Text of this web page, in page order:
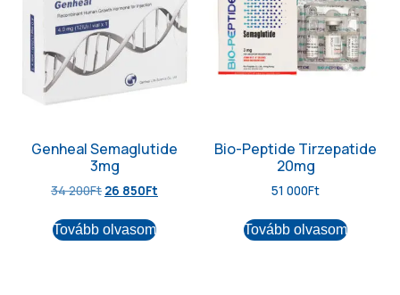
Genheal Semaglutide
3mg
34 200Ft 26 850Ft
Tovább olvasom
Bio-Peptide Tirzepatide
20mg
51 000Ft
Tovább olvasom